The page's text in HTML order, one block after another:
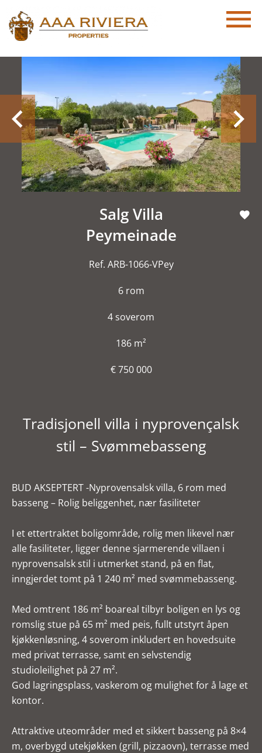
Salg Villa
Peymeinade
Ref. ARB-1066-VPey
6 rom
4 soverom
186 m²
€ 750 000
Tradisjonell villa i nyprovençalsk
stil – Svømmebasseng
BUD AKSEPTERT -Nyprovensalsk villa, 6 rom med
basseng – Rolig beliggenhet, nær fasiliteter
I et ettertraktet boligområde, rolig men likevel nær
alle fasiliteter, ligger denne sjarmerende villaen i
nyprovensalsk stil i utmerket stand, på en flat,
inngjerdet tomt på 1 240 m² med svømmebasseng.
Med omtrent 186 m² boareal tilbyr boligen en lys og
romslig stue på 65 m² med peis, fullt utstyrt åpen
kjøkkenløsning, 4 soverom inkludert en hovedsuite
med privat terrasse, samt en selvstendig
studioleilighet på 27 m².
God lagringsplass, vaskerom og mulighet for å lage et
kontor.
Attraktive uteområder med et sikkert basseng på 8×4
m, overbygd utekjøkken (grill, pizzaovn), terrasse med